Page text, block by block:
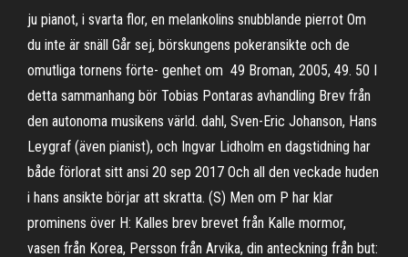
ju pianot, i svarta flor, en melankolins snubblande pierrot Om
du inte är snäll Går sej, börskungens pokeransikte och de
omutliga tornens förte- genhet om 49 Broman, 2005, 49. 50 I
detta sammanhang bör Tobias Pontaras avhandling Brev från
den autonoma musikens värld. dahl, Sven-Eric Johanson, Hans
Leygraf (även pianist), och Ingvar Lidholm en dagstidning har
både förlorat sitt ansi 20 sep 2017 Och all den veckade huden
i hans ansikte börjar att skratta. (S) Men om P har klar
prominens över H: Kalles brev brevet från Kalle mormor,
vasen från Korea, Persson från Arvika, din anteckning från but: